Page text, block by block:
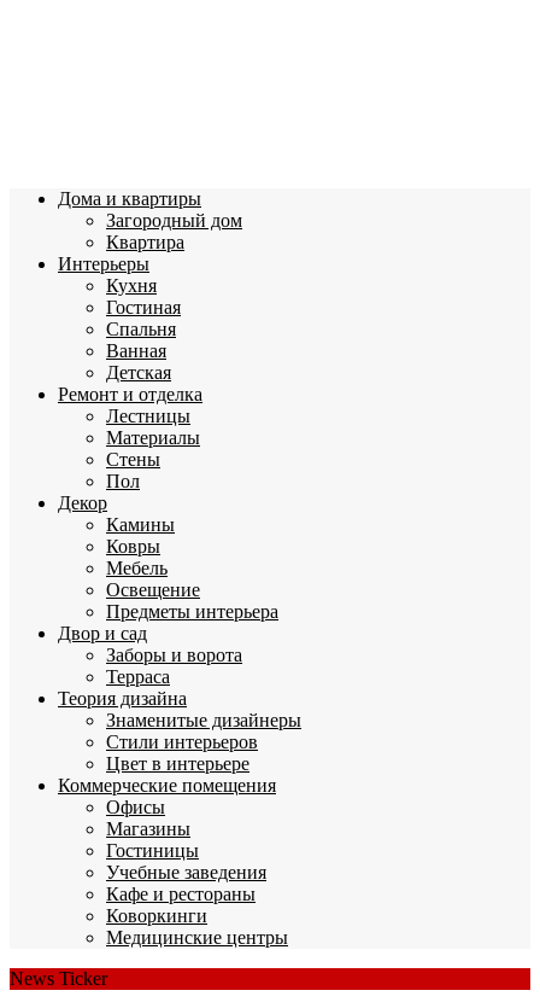
Дома и квартиры
Загородный дом
Квартира
Интерьеры
Кухня
Гостиная
Спальня
Ванная
Детская
Ремонт и отделка
Лестницы
Материалы
Стены
Пол
Декор
Камины
Ковры
Мебель
Освещение
Предметы интерьера
Двор и сад
Заборы и ворота
Терраса
Теория дизайна
Знаменитые дизайнеры
Стили интерьеров
Цвет в интерьере
Коммерческие помещения
Офисы
Магазины
Гостиницы
Учебные заведения
Кафе и рестораны
Коворкинги
Медицинские центры
News Ticker